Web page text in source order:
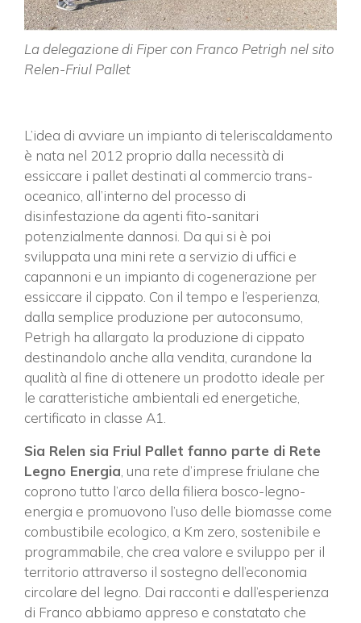
La delegazione di Fiper con Franco Petrigh nel sito
Relen-Friul Pallet
L’idea di avviare un impianto di teleriscaldamento
è nata nel 2012 proprio dalla necessità di
essiccare i pallet destinati al commercio trans-
oceanico, all’interno del processo di
disinfestazione da agenti fito-sanitari
potenzialmente dannosi. Da qui si è poi
sviluppata una mini rete a servizio di uffici e
capannoni e un impianto di cogenerazione per
essiccare il cippato. Con il tempo e l’esperienza,
dalla semplice produzione per autoconsumo,
Petrigh ha allargato la produzione di cippato
destinandolo anche alla vendita, curandone la
qualità al fine di ottenere un prodotto ideale per
le caratteristiche ambientali ed energetiche,
certificato in classe A1.
Sia Relen sia Friul Pallet fanno parte di Rete
Legno Energia, una rete d’imprese friulane che
coprono tutto l’arco della filiera bosco-legno-
energia e promuovono l’uso delle biomasse come
combustibile ecologico, a Km zero, sostenibile e
programmabile, che crea valore e sviluppo per il
territorio attraverso il sostegno dell’economia
circolare del legno. Dai racconti e dall’esperienza
di Franco abbiamo appreso e constatato che